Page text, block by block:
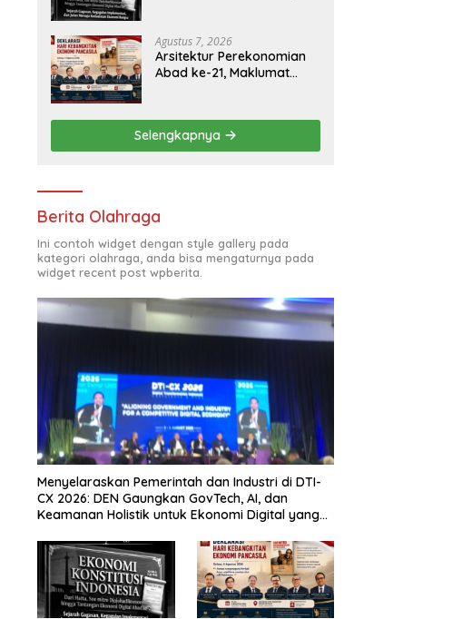
Agustus 7, 2026
Arsitektur Perekonomian
Abad ke-21, Maklumat
Kedaulatan Ekonomi
Selengkapnya
Berita Olahraga
Ini contoh widget dengan style gallery pada
kategori olahraga, anda bisa mengaturnya pada
widget recent post wpberita.
Menyelaraskan Pemerintah dan Industri di DTI-
CX 2026: DEN Gaungkan GovTech, AI, dan
Keamanan Holistik untuk Ekonomi Digital yang